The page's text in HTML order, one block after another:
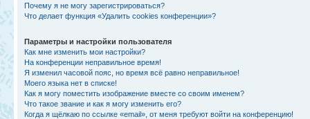
Почему я не могу зарегистрироваться?
Что делает функция «Удалить cookies конференции»?
Параметры и настройки пользователя
Как мне изменить мои настройки?
На конференции неправильное время!
Я изменил часовой пояс, но время всё равно неправильное!
Моего языка нет в списке!
Как я могу поместить изображение вместе со своим именем?
Что такое звание и как я могу изменить его?
Когда я щёлкаю по ссылке «email», от меня требуют войти на конференцию!